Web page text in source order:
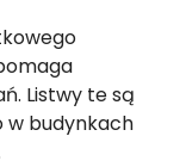
Listwy te są
w budynkach